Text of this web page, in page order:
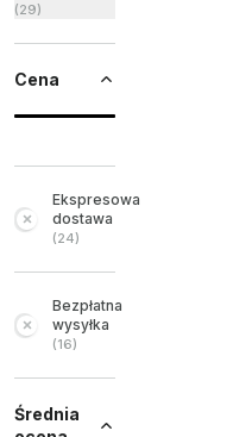
(29)
Cena
Ekspresowa
dostawa
(24)
Bezpłatna
wysyłka
(16)
Średnia